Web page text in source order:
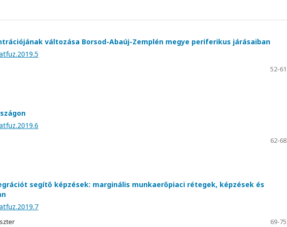
változása Borsod-Abaúj-Zemplén megye periferikus járásaiban
52-61
62-68
segítő képzések: marginális munkaerőpiaci rétegek, képzések és
69-75